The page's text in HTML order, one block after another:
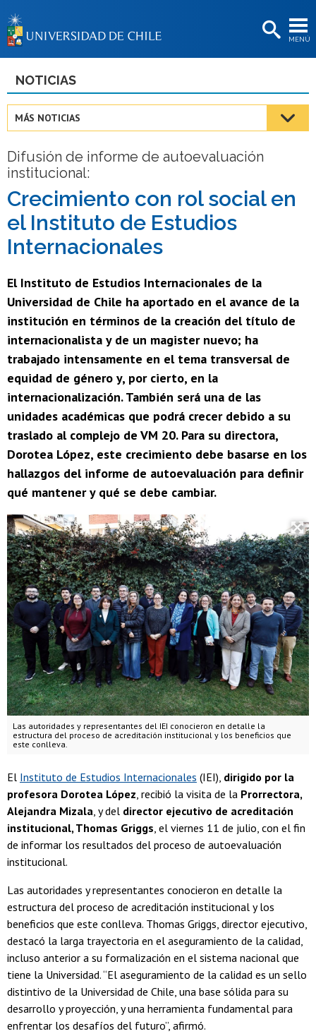
MENÚ
BIBLIOTECAS
Estudiantes
Académicas/os
Egresadas/os
NOTICIAS
MÁS NOTICIAS
Difusión de informe de autoevaluación
institucional:
Crecimiento con rol social en
el Instituto de Estudios
Internacionales
El Instituto de Estudios Internacionales de la
Universidad de Chile ha aportado en el avance de la
institución en términos de la creación del título de
internacionalista y de un magister nuevo; ha
trabajado intensamente en el tema transversal de
equidad de género y, por cierto, en la
internacionalización. También será una de las
unidades académicas que podrá crecer debido a su
traslado al complejo de VM 20. Para su directora,
Dorotea López, este crecimiento debe basarse en los
hallazgos del informe de autoevaluación para definir
qué mantener y qué se debe cambiar.
Las autoridades y representantes del IEI conocieron en detalle la
estructura del proceso de acreditación institucional y los beneficios que
este conlleva.
El Instituto de Estudios Internacionales (IEI), dirigido por la
profesora Dorotea López, recibió la visita de la Prorrectora,
Alejandra Mizala, y del director ejecutivo de acreditación
institucional, Thomas Griggs, el viernes 11 de julio, con el fin
de informar los resultados del proceso de autoevaluación
institucional.
Las autoridades y representantes conocieron en detalle la
estructura del proceso de acreditación institucional y los
beneficios que este conlleva. Thomas Griggs, director ejecutivo,
destacó la larga trayectoria en el aseguramiento de la calidad,
incluso anterior a su formalización en el sistema nacional que
tiene la Universidad. “El aseguramiento de la calidad es un sello
distintivo de la Universidad de Chile, una base sólida para su
desarrollo y proyección, y una herramienta fundamental para
enfrentar los desafíos del futuro”, afirmó.